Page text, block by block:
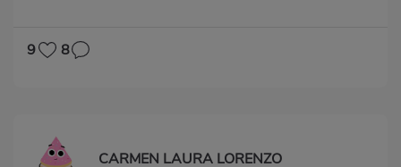
9 8
CARMEN LAURA LORENZO